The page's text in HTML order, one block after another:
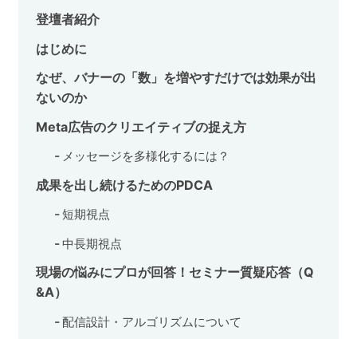
登壇者紹介
はじめに
なぜ、バナーの「数」を増やすだけでは効果が出
ないのか
Meta広告のクリエイティブの捉え方
メッセージを多様化するには？
成果を出し続けるためのPDCA
短期視点
中長期視点
現場の悩みにプロが回答！セミナー質疑応答（Q
&A）
配信設計・アルゴリズムについて